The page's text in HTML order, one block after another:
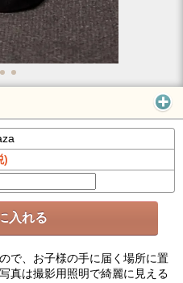
)
で、お子様の手に届く場所に置
真は撮影用照明で綺麗に見える